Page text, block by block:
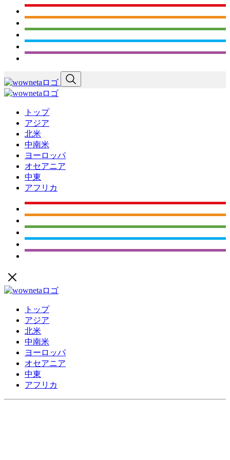
トップ
アジア
北米
中南米
ヨーロッパ
オセアニア
中東
アフリカ
トップ
アジア
北米
中南米
ヨーロッパ
オセアニア
中東
アフリカ